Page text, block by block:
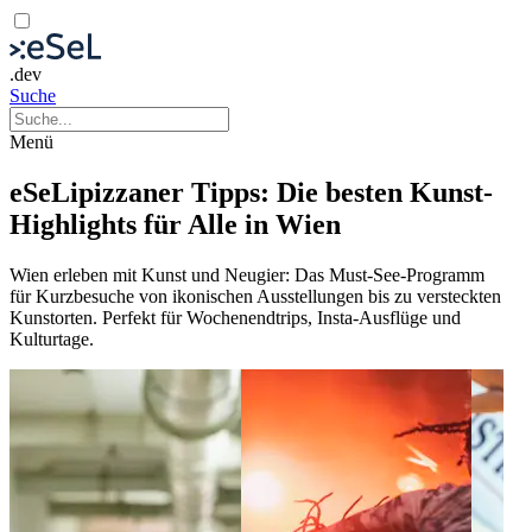
.dev
Suche
Menü
eSeLipizzaner Tipps: Die besten Kunst-
Highlights für Alle in Wien
Wien erleben mit Kunst und Neugier: Das Must-See-Programm
für Kurzbesuche von ikonischen Ausstellungen bis zu versteckten
Kunstorten. Perfekt für Wochenendtrips, Insta-Ausflüge und
Kulturtage.